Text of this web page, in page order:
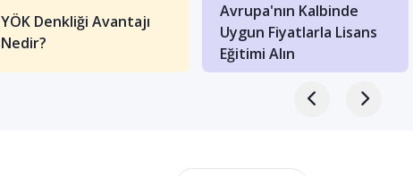
YÖK Denkliği Avantajı
Nedir?
Avrupa'nın Kalbinde
Uygun Fiyatlarla Lisans
Eğitimi Alın